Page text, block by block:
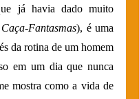
já havia dado muito
Fantasmas), é uma
da rotina de um homem
em um dia que nunca
mostra como a vida de